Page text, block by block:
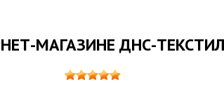
МАГАЗИНЕ ДНС-